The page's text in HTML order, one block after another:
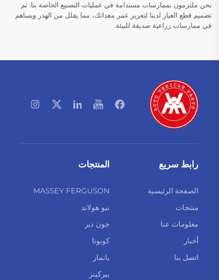
نحن ملتزمون بممارسات مستدامة في عمليات التصنيع الخاصة بنا. تم
تصميم قطع الغيار لدينا لتعزيز عمر معداتك، مما يقلل من الهدر ويساهم
في ممارسات زراعية صديقة للبيئة.
رابط سريع
الصفحة الرئيسية
منتجات
معلومات عنا
أخبار
اتصل بنا
المنتجات
MASSEY FERGUSON
نيو هولاند
جون دير
كوبوتا
يانمار
بيركينز